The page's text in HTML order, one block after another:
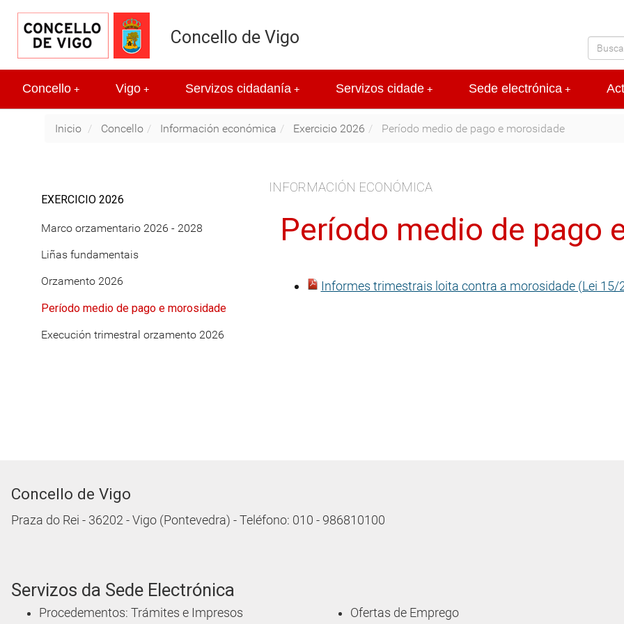
Concello de Vigo
+
Concello +
Vigo +
Servizos cidadanía +
Servizos cidade +
Sede electrónica
Inicio Concello Información económica Exercicio 2026 Período medio de pago e morosidade
INFORMACIÓN ECONÓMICA
Período medio de pago
Informes trimestrais loita contra a morosidade (Lei 15/
EXERCICIO 2026
Marco orzamentario 2026 - 2028
Liñas fundamentais
Orzamento 2026
Período medio de pago e morosidade
Execución trimestral orzamento 2026
Concello de Vigo
Praza do Rei - 36202 - Vigo (Pontevedra) - Teléfono: 010 - 986810100
Servizos da Sede Electrónica
Procedementos: Trámites e Impresos Ofertas de Emprego